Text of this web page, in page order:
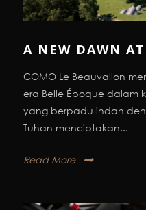
A NEW DAWN
COMO Le Beauvallon
era Belle Époque dalam
yang berpadu indah
Tuhan menciptakan...
Read More